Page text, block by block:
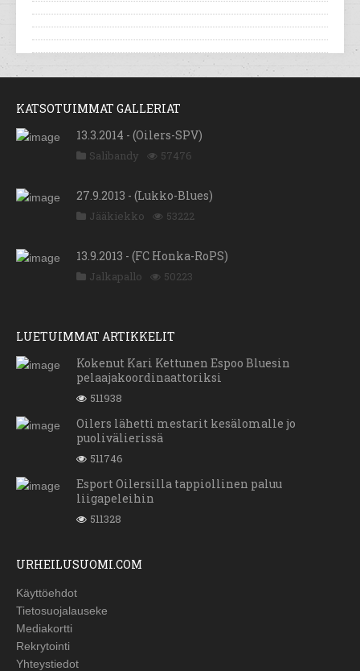
KATSOTUIMMAT GALLERIAT
13.3.2014 - (Oilers-SPV)
Salibandy 57476
27.9.2013 - (Lukko-Blues)
Jääkiekko 53222
13.9.2013 - (FC Honka-RoPS)
Jalkapallo 50223
LUETUIMMAT ARTIKKELIT
Kokenut Kari Kettunen Espoo Bluesin
pelaajakoordinaattoriksi
511938
Oilers lähetti mestarit kesälomalle jo
puolivälierissä
511746
Esport Oilersilla tappiollinen paluu
liigapeleihin
511328
URHEILUSUOMI.COM
Käyttöehdot
Tietosuojalauseke
Mediakortti
Rekrytointi
Yhteystiedot